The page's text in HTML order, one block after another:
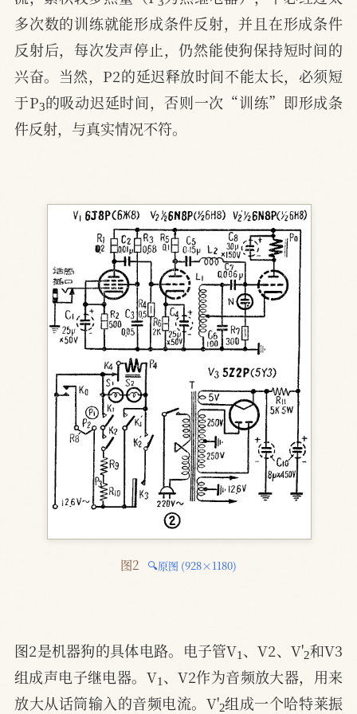
多次数的训练就能形成条件反射，并且在形成条件
反射后，每次发声停止，仍然能使狗保持短时间的
兴奋。当然，P2的延迟释放时间不能太长，必须短
于P3的吸动迟延时间，否则一次“训练”即形成条
件反射，与真实情况不符。
图2 🔍原图 (928×1180)
图2是机器狗的具体电路。电子管V 、V2、V' 和V3
组成声电子继电器。V1、V2作为音频放大器，用来
放大从话筒输入的音频电流。V'2组成一个哈特莱振